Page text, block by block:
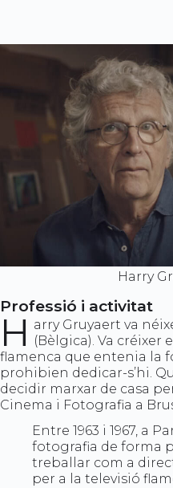
Harry
Professió i activitat
H arry Gruyaert va
(Bèlgica). Va créixer
flamenca que entenia la
prohibien dedicar-s’hi.
decidir marxar de casa
Cinema i Fotografia a
Entre 1963 i 1967, a
fotografia de forma
treballar com a
per a la televisió